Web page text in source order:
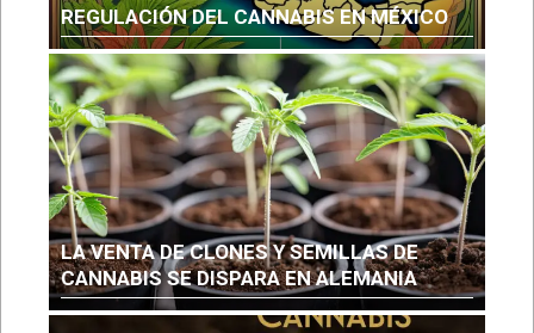
REGULACIÓN DEL CANNABIS EN MÉXICO
LA VENTA DE CLONES Y SEMILLAS DE
CANNABIS SE DISPARA EN ALEMANIA